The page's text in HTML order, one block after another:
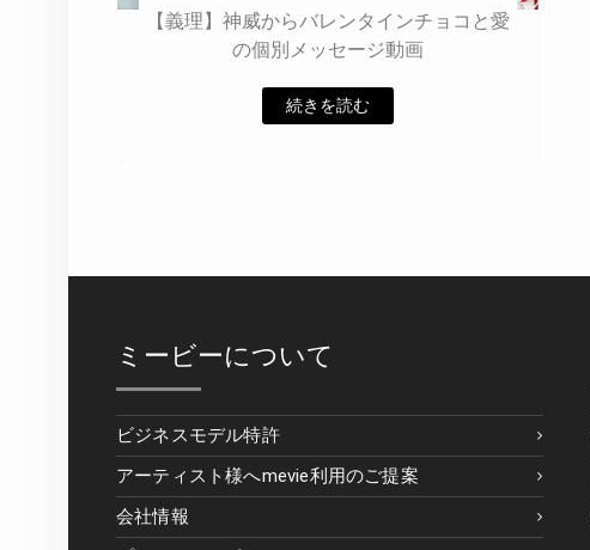
【義理】神威からバレンタインチョコと愛
の個別メッセージ動画
続きを読む
ミービーについて
ビジネスモデル特許
アーティスト様へmevie利用のご提案
会社情報